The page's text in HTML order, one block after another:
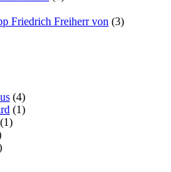
Friedrich Freiherr von (3)
(4)
(1)
(1)